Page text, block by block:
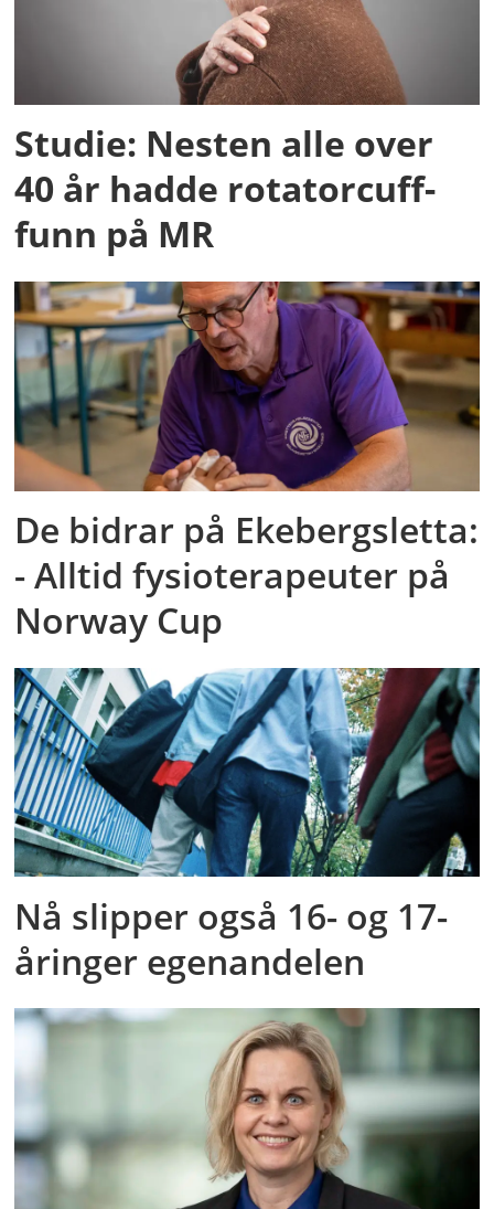
Studie: Nesten alle over
40 år hadde rotatorcuff-
funn på MR
De bidrar på Ekebergsletta:
- Alltid fysioterapeuter på
Norway Cup
Nå slipper også 16- og 17-
åringer egenandelen